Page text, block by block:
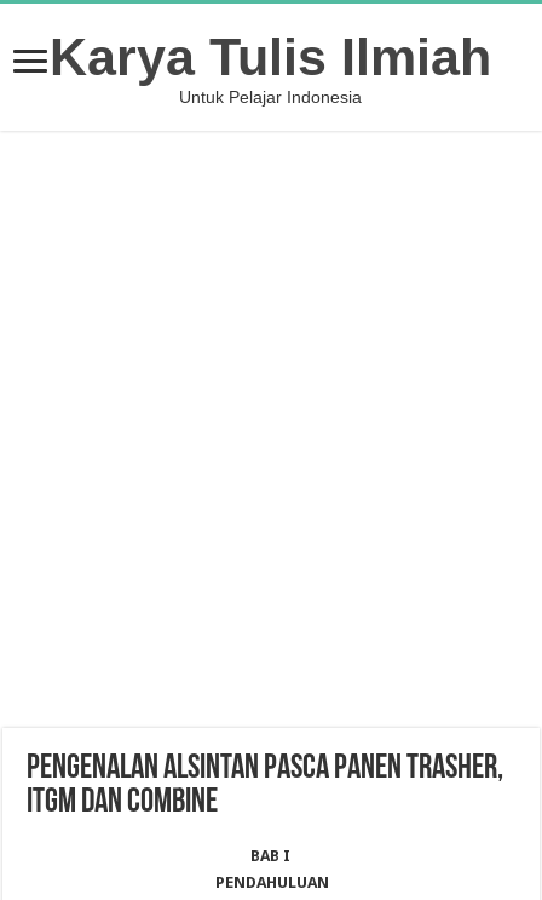
Karya Tulis Ilmiah
Untuk Pelajar Indonesia
PENGENALAN ALSINTAN PASCA PANEN TRASHER,
ITGM dan COMBINE
BAB I
PENDAHULUAN